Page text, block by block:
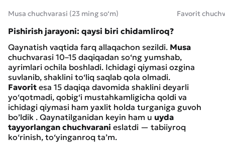
Musa chuchvarasi (23 ming so‘m) Favorit
Pishirish jarayoni: qaysi biri chidamliroq?
Qaynatish vaqtida farq allaqachon sezildi. Musa
chuchvarasi 10–15 daqiqadan so‘ng yumshab,
ayrimlari ochila boshladi. Ichidagi qiymasi ozgina
suvlanib, shaklini to‘liq saqlab qola olmadi.
Favorit esa 15 daqiqa davomida shaklini deyarli
yo‘qotmadi, qobig‘i mustahkamligicha qoldi va
ichidagi qiymasi ham yaxlit holda turganiga guvoh
bo’ldik . Qaynatilganidan keyin ham u uyda
tayyorlangan chuchvarani eslatdi — tabiiyroq
ko‘rinish, to‘yinganroq ta’m.